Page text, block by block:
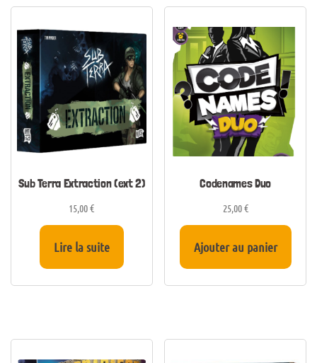
Sub Terra Extraction (ext 2)
15,00€
Lire la suite
Codenames Duo
25,00€
Ajouter au panier